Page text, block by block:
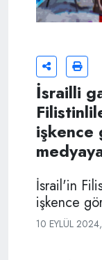
İsrailli
işkence
İsrail'in
işkence
10 EYLÜL